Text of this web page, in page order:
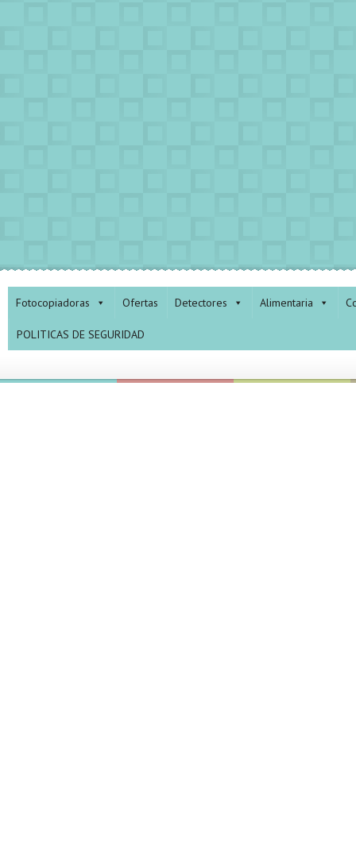
Fotocopiadoras Ofertas Detectores Alimentaria
POLITICAS DE SEGURIDAD